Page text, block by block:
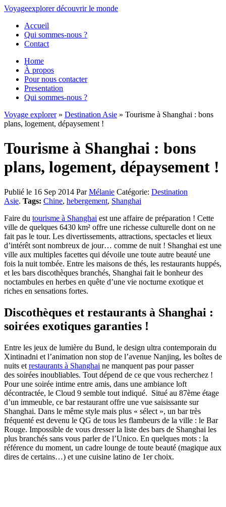
Voyageexplorer découvrirle monde
Accueil
Qui sommes-nous ?
Contact
Home
À propos
Pour nous contacter
Presentation
Qui sommes-nous ?
Voyage explorer» Destination Asie » Tourisme à Shanghai : bons
plans, logement, dépaysement !
Tourisme à Shanghai : bons
plans, logement, dépaysement !
Publié le 16 Sep 2014 ParMélanie Catégorie: Destination
Asie. Tags: Chine, hebergement, Shanghai
Faire du tourisme à Shanghai est une affaire de préparation ! Cette
ville de quelques 6430 km² offre une richesse culturelle dont on ne
fait pas le tour. Les divertissements, attractions, spectacles et lieux
d’intérêt sont nombreux de jour… comme de nuit ! Shanghai est une
ville aux multiples facettes qui dévoile une toute autre beauté une
fois la nuit tombée. Entre les maisons de thés, les restaurants huppés,
et les bars discothèques branchés, Shanghai fait le bonheur des
noctambules en herbes en quête d’une vie nocturne exotique et
riches en sensations fortes.
Discothèques et restaurants à Shanghai :
soirées exotiques garanties !
Entre les jeux de lumière du Bund, le design ultra contemporain du
Xintinadni et l’animation non stop de l’avenue Nanjing, les boîtes de
nuits et restaurants à Shanghai ne manquent pas pour passer
des soirées inoubliables. Tout dépend de ce que vous recherchez !
Pour une soirée intime entre amis, dans une ambiance loft
décontractée, le Cloud 9 semble tout indiqué. Situé au 87ème étage
d’un immeuble, ce bar restaurant offre une vue saisissante sur
Shanghai. Dans le même style mais plus « sélect », un bar très
fréquenté est devenu le QG de tous les flambeurs de la ville : le Bar
Rouge. Impossible de vous dresser la liste des bars de Shanghai les
plus branchés sans vous parler de l’Unico. En quelques mots : la
référence du moment, un cadre lounge de toute beauté (magique aux
dires de certains…) et une cuisine latino de 1er choix.